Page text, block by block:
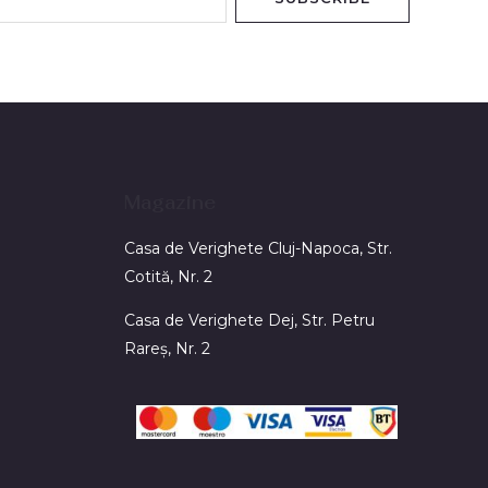
Casa de Verighete Cluj-Napoca, Str.
Cotită, Nr. 2
Casa de Verighete Dej, Str. Petru
Rareș, Nr. 2